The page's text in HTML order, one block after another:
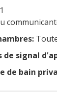
de signal
de bain